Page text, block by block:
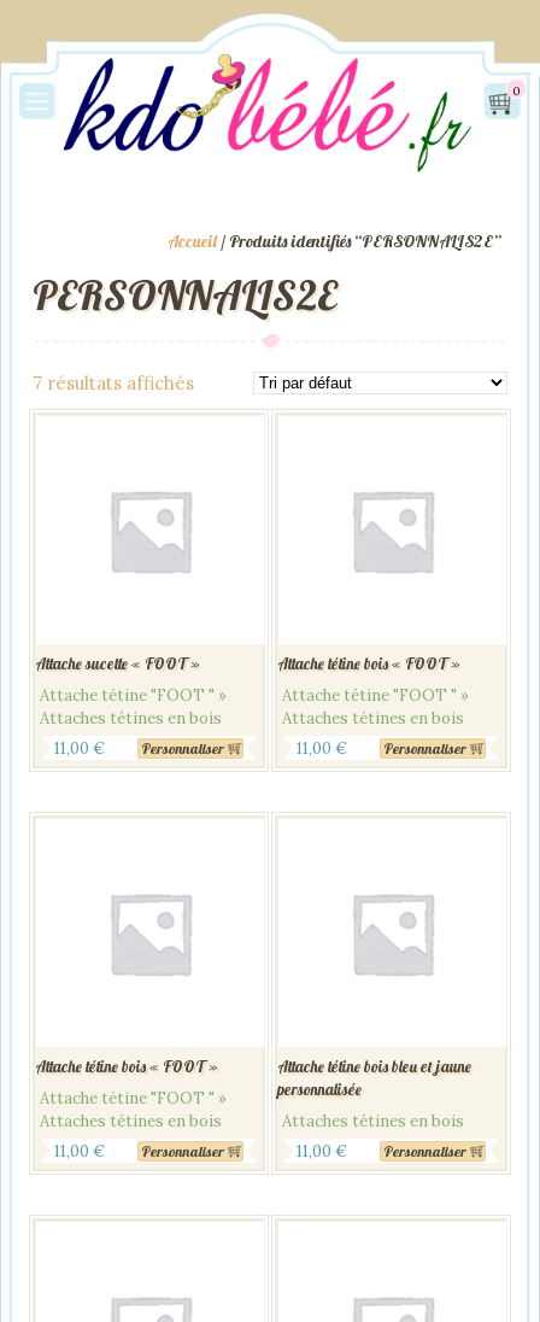
0
Accueil/ Produits identifiés “PERSONNALIS2E”
PERSONNALIS2E
7 résultats affichés
Attache sucette « FOOT »
Attache tétine "FOOT " »
Attaches tétines en bois
11,00 € Personnaliser
Attache tétine bois « FOOT »
Attache tétine "FOOT " »
Attaches tétines en bois
11,00 € Personnaliser
Attache tétine bois « FOOT »
Attache tétine "FOOT " »
Attaches tétines en bois
11,00 € Personnaliser
Attache tétine bois bleu et jaune
personnalisée
Attaches tétines en bois
11,00 € Personnaliser